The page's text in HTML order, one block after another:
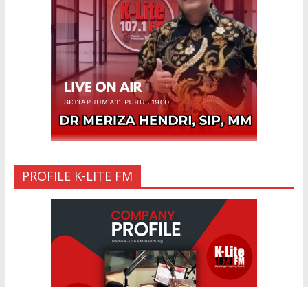
“Cinta di Ujung Parigi”
11 Sep 2025
PROFILE K-LITE FM